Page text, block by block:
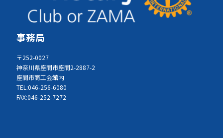
事務局
〒252-0027
神奈川県座間市座間2-2887-2
座間市商工会館内
TEL:046-256-6080
FAX:046-252-7272